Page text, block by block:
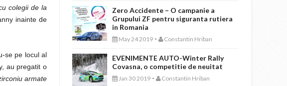
colegii de la
inainte de
se pe locul al
au pregatit o
armate
Zero Accidente – O campanie a
Grupului ZF pentru siguranta rutiera
in Romania
May 24 2019 - Constantin Hriban
EVENIMENTE AUTO-Winter Rally
Covasna, o competitie de neuitat
Jan 30 2019 - Constantin Hriban